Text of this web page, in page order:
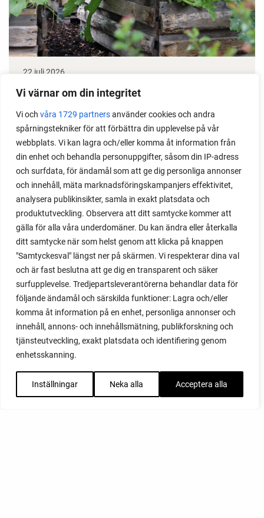
Vi värnar om din integritet
Vi och våra 1729 partnersanvänder cookies och andra
spårningstekniker för att förbättra din upplevelse på vår
webbplats. Vi kan lagra och/eller komma åt information från
din enhet och behandla personuppgifter, såsom din IP-adress
och surfdata, för ändamål som att ge dig personliga annonser
och innehåll, mäta marknadsföringskampanjers effektivitet,
analysera publikinsikter, samla in exakt platsdata och
produktutveckling. Observera att ditt samtycke kommer att
gälla för alla våra underdomäner. Du kan ändra eller återkalla
ditt samtycke när som helst genom att klicka på knappen
"Samtyckesval" längst ner på skärmen. Vi respekterar dina val
och är fast beslutna att ge dig en transparent och säker
surfupplevelse. Tredjepartsleverantörerna behandlar data för
följande ändamål och särskilda funktioner: Lagra och/eller
komma åt information på en enhet, personliga annonser och
innehåll, annons- och innehållsmätning, publikforskning och
tjänsteutveckling, exakt platsdata och identifiering genom
enhetsskanning.
Inställningar Neka alla Acceptera alla
22 juli 2026
Odla stora växter på liten plats
Med det här smarta knepet kan du odla också stora
växter i en pallkrage tillsammans med andra växter.
Perfekt om du vill odla mycket i på liten yta.